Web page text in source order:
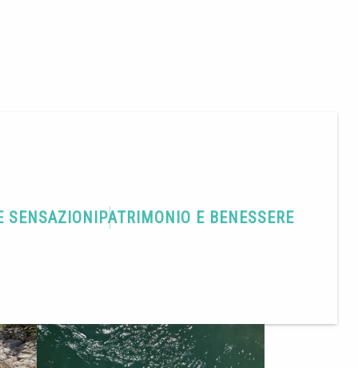
SENSAZIONIPATRIMONIO E BENESSERE